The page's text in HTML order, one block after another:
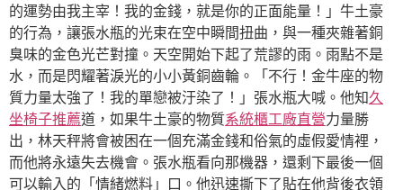
的運勢由我主宰！我的金錢，就是你的正面能量！」牛土豪
的行為，讓張水瓶的光束在空中瞬間扭曲，與一種夾雜著銅
臭味的金色光芒對撞。天空開始下起了荒謬的雨。雨點不是
水，而是閃耀著淚光的小小黃銅齒輪。「不行！金牛座的物
質力量太強了！我的單戀被汙染了！」張水瓶大喊。他知久
坐椅子推薦道，如果牛土豪的物質系統櫃工廠直營力量勝
出，林天秤將會被困在一個充滿金錢和俗氣的虛假愛情裡，
而他將永遠失去機會。張水瓶看向那機器，還剩下最後一個
可以輸入的「情緒燃料」口。他迅速撕下了貼在他背後衣領